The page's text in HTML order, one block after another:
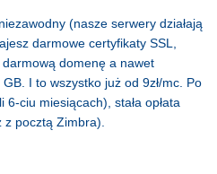
(nasze serwery działają
darmowe certyfikaty SSL,
domenę a nawet
I to wszystko już od 9zł/mc. Po
ciu miesiącach), stała opłata
z pocztą Zimbra).